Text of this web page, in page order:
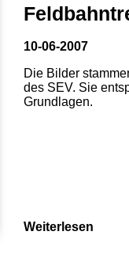
10-06-2007
Die Bilder
des SEV. Sie
Grundlagen.
Weiterlesen